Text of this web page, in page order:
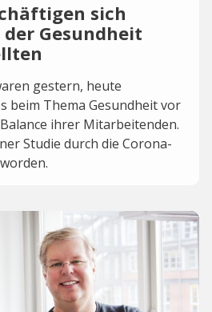
sich
Gesundheit
gestern, heute
beim Thema Gesundheit vor
ihrer Mitarbeitenden.
Studie durch die Corona-